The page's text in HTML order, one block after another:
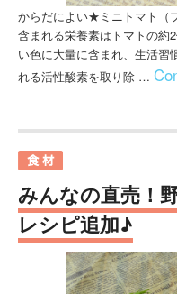
からだによい★ミニトマト（
含まれる栄養素はトマトの約
い色に大量に含まれ、生活習
れる活性酸素を取り除 …
みんなの直売！
レシピ追加♪